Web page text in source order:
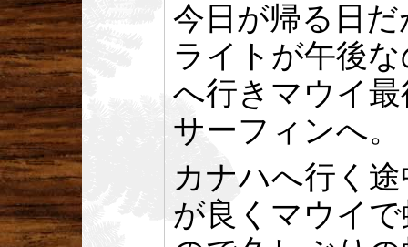
今日が帰る日
ライトが午後
へ行きマウイ
サーフィンへ。
カナハへ行く
が良くマウイ